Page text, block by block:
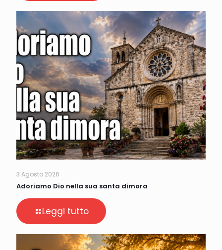
3 Agosto 2026
Adoriamo Dio nella sua santa dimora
Leggi tutto